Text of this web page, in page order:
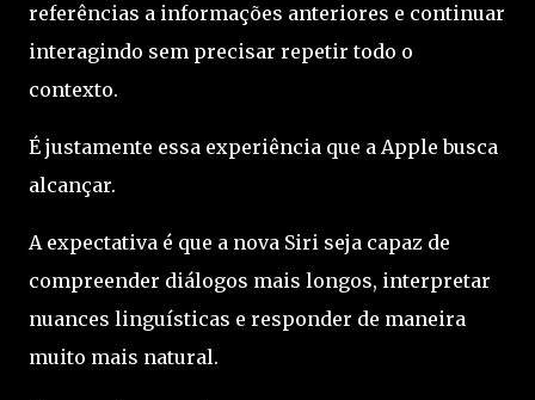
referências a informações anteriores e continuar
interagindo sem precisar repetir todo o
contexto.
É justamente essa experiência que a Apple busca
alcançar.
A expectativa é que a nova Siri seja capaz de
compreender diálogos mais longos, interpretar
nuances linguísticas e responder de maneira
muito mais natural.